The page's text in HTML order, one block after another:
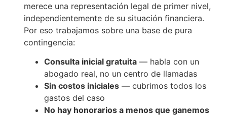
merece una representación legal de primer nivel,
independientemente de su situación financiera.
Por eso trabajamos sobre una base de pura
contingencia:
Consulta inicial gratuita— habla con un
abogado real, no un centro de llamadas
Sin costos iniciales— cubrimos todos los
gastos del caso
No hay honorarios a menos que ganemos